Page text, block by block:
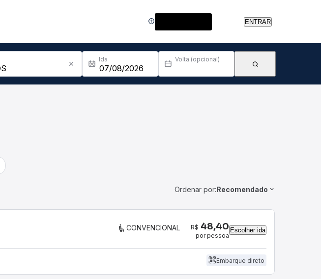
ENTRAR
Ida Volta (opcional)
Ordenar por:Recomendado
CONVENCIONAL R$ 48,40
por pessoa
Escolher ida
Embarque direto